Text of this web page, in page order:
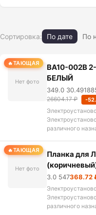
Сортировка: По дате По
ТАЮЩАЯ
Нет фото
BA10-002B
БЕЛЫЙ
349.0
26604.17 ₽ -
различного
ТАЮЩАЯ
Нет фото
Планка для
3.0 547368.72
различного